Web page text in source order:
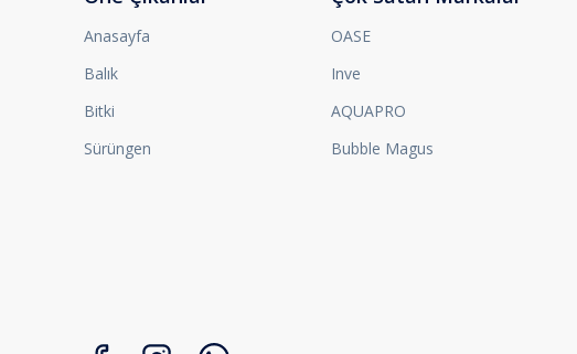
Anasayfa
Balık
Bitki
Sürüngen
OASE
Inve
AQUAPRO
Bubble Magus